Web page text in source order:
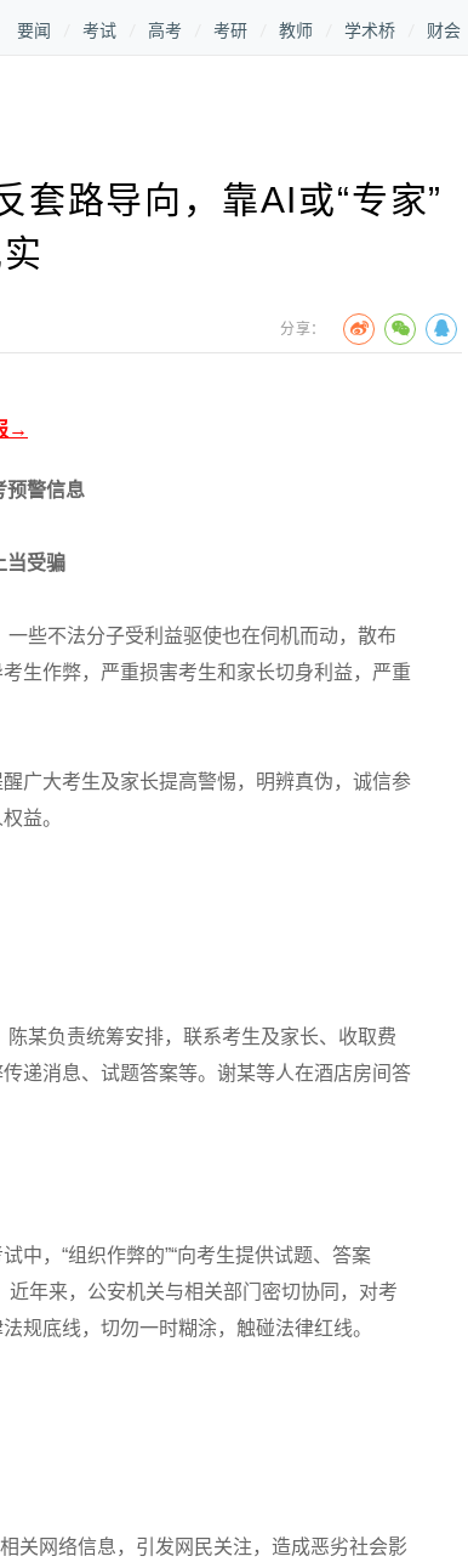
要闻 考试 高考 考研 教师 学术桥 财会
套路导向，靠AI或“专家”
分享：
→
预警信息
当受骗
些不法分子受利益驱使也在伺机而动，散布
生作弊，严重损害考生和家长切身利益，严重
大考生及家长提高警惕，明辨真伪，诚信参
益。
某负责统筹安排，联系考生及家长、收取费
递消息、试题答案等。谢某等人在酒店房间答
，“组织作弊的”“向考生提供试题、答案
年来，公安机关与相关部门密切协同，对考
规底线，切勿一时糊涂，触碰法律红线。
网络信息，引发网民关注，造成恶劣社会影